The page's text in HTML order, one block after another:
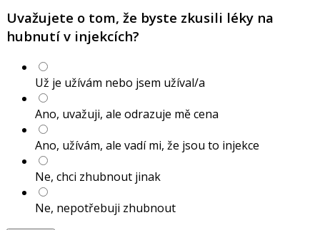
Uvažujete o tom, že byste zkusili léky na
hubnutí v injekcích?
Už je užívám nebo jsem užíval/a
Ano, uvažuji, ale odrazuje mě cena
Ano, užívám, ale vadí mi, že jsou to injekce
Ne, chci zhubnout jinak
Ne, nepotřebuji zhubnout